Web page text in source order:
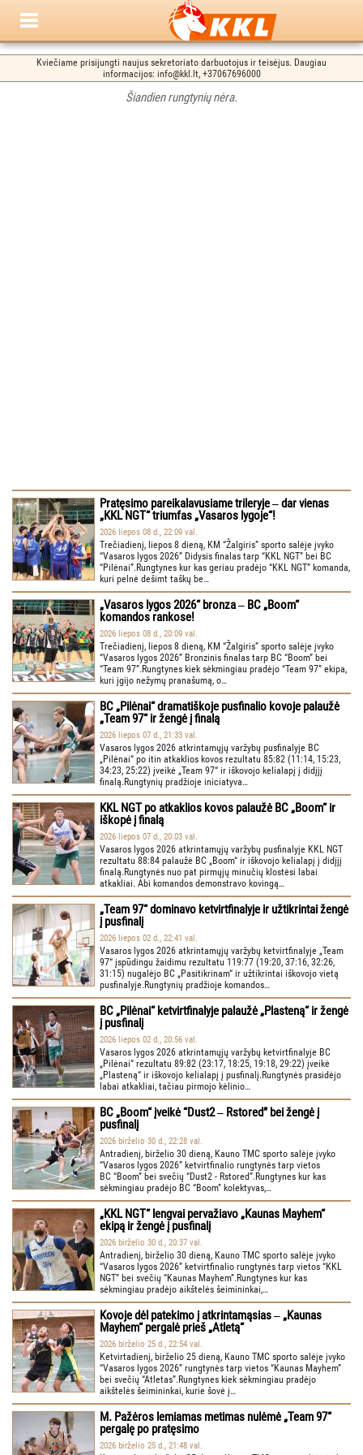
Kviečiame prisijungti naujus sekretoriato darbuotojus ir teisėjus. Daugiau
informacijos: info@kkl.lt, +37067696000
Šiandien rungtynių nėra.
Pratęsimo pareikalavusiame trileryje ‒ dar vienas
„KKL NGT“ triumfas „Vasaros lygoje“!
2026 liepos 08 d., 22:09 val.
Trečiadienį, liepos 8 dieną, KM “Žalgiris” sporto salėje įvyko
“Vasaros lygos 2026” Didysis finalas tarp “KKL NGT” bei BC
“Pilėnai”.Rungtynes kur kas geriau pradėjo “KKL NGT” komanda,
kuri pelnė dešimt taškų be…
„Vasaros lygos 2026“ bronza ‒ BC „Boom“
komandos rankose!
2026 liepos 08 d., 20:09 val.
Trečiadienį, liepos 8 dieną, KM “Žalgiris” sporto salėje įvyko
“Vasaros lygos 2026” Bronzinis finalas tarp BC “Boom” bei
“Team 97”.Rungtynes kiek sėkmingiau pradėjo “Team 97” ekipa,
kuri įgijo nežymų pranašumą, o…
BC „Pilėnai“ dramatiškoje pusfinalio kovoje palaužė
„Team 97“ ir žengė į finalą
2026 liepos 07 d., 21:33 val.
Vasaros lygos 2026 atkrintamųjų varžybų pusfinalyje BC
„Pilėnai“ po itin atkaklios kovos rezultatu 85:82 (11:14, 15:23,
34:23, 25:22) įveikė „Team 97“ ir iškovojo kelialapį į didįjį
finalą.Rungtynių pradžioje iniciatyva…
KKL NGT po atkaklios kovos palaužė BC „Boom“ ir
iškopė į finalą
2026 liepos 07 d., 20:03 val.
Vasaros lygos 2026 atkrintamųjų varžybų pusfinalyje KKL NGT
rezultatu 88:84 palaužė BC „Boom“ ir iškovojo kelialapį į didįjį
finalą.Rungtynės nuo pat pirmųjų minučių klostėsi labai
atkakliai. Abi komandos demonstravo kovingą…
„Team 97“ dominavo ketvirtfinalyje ir užtikrintai žengė
į pusfinalį
2026 liepos 02 d., 22:41 val.
Vasaros lygos 2026 atkrintamųjų varžybų ketvirtfinalyje „Team
97“ įspūdingu žaidimu rezultatu 119:77 (19:20, 37:16, 32:26,
31:15) nugalėjo BC „Pasitikrinam“ ir užtikrintai iškovojo vietą
pusfinalyje.Rungtynių pradžioje komandos…
BC „Pilėnai“ ketvirtfinalyje palaužė „Plasteną“ ir žengė
į pusfinalį
2026 liepos 02 d., 20:56 val.
Vasaros lygos 2026 atkrintamųjų varžybų ketvirtfinalyje BC
„Pilėnai“ rezultatu 89:82 (23:17, 18:25, 19:18, 29:22) įveikė
„Plasteną“ ir iškovojo kelialapį į pusfinalį.Rungtynės prasidėjo
labai atkakliai, tačiau pirmojo kėlinio…
BC „Boom“ įveikė “Dust2 ‒ Rstored” bei žengė į
pusfinalį
2026 birželio 30 d., 22:28 val.
Antradienį, birželio 30 dieną, Kauno TMC sporto salėje įvyko
“Vasaros lygos 2026” ketvirtfinalio rungtynės tarp vietos
BC “Boom” bei svečių “Dust2 - Rstored”.Rungtynes kur kas
sėkmingiau pradėjo BC “Boom” kolektyvas,…
„KKL NGT“ lengvai pervažiavo „Kaunas Mayhem“
ekipą ir žengė į pusfinalį
2026 birželio 30 d., 20:37 val.
Antradienį, birželio 30 dieną, Kauno TMC sporto salėje įvyko
“Vasaros lygos 2026” ketvirtfinalio rungtynės tarp vietos “KKL
NGT” bei svečių “Kaunas Mayhem”.Rungtynes kur kas
sėkmingiau pradėjo aikštelės šeimininkai,…
Kovoje dėl patekimo į atkrintamąsias ‒ „Kaunas
Mayhem“ pergalė prieš „Atletą“
2026 birželio 25 d., 22:54 val.
Ketvirtadienį, birželio 25 dieną, Kauno TMC sporto salėje įvyko
“Vasaros lygos 2026” rungtynės tarp vietos “Kaunas Mayhem”
bei svečių “Atletas”.Rungtynes kiek sėkmingiau pradėjo
aikštelės šeimininkai, kurie šovė į…
M. Pažėros lemiamas metimas nulėmė „Team 97“
pergalę po pratęsimo
2026 birželio 25 d., 21:48 val.